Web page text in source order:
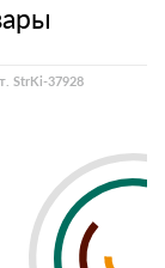
StrKi-37928